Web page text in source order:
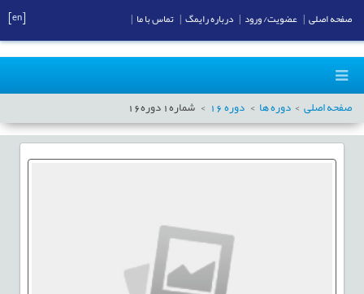
صفحه اصلی دوره ها دوره16 شماره1 دوره16
صفحه اصلی عضویت/ ورود درباره رایمگ تماس با ما